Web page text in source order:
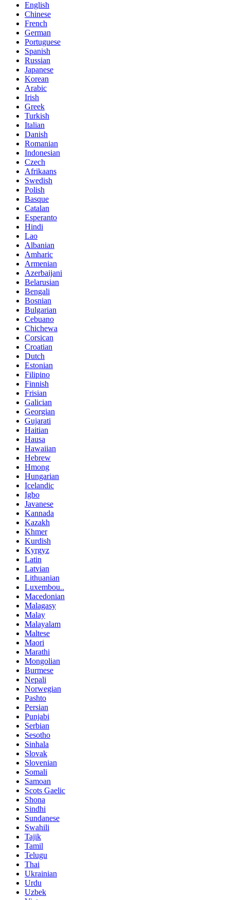
English
Chinese
French
German
Portuguese
Spanish
Russian
Japanese
Korean
Arabic
Irish
Greek
Turkish
Italian
Danish
Romanian
Indonesian
Czech
Afrikaans
Swedish
Polish
Basque
Catalan
Esperanto
Hindi
Lao
Albanian
Amharic
Armenian
Azerbaijani
Belarusian
Bengali
Bosnian
Bulgarian
Cebuano
Chichewa
Corsican
Croatian
Dutch
Estonian
Filipino
Finnish
Frisian
Galician
Georgian
Gujarati
Haitian
Hausa
Hawaiian
Hebrew
Hmong
Hungarian
Icelandic
Igbo
Javanese
Kannada
Kazakh
Khmer
Kurdish
Kyrgyz
Latin
Latvian
Lithuanian
Luxembou..
Macedonian
Malagasy
Malay
Malayalam
Maltese
Maori
Marathi
Mongolian
Burmese
Nepali
Norwegian
Pashto
Persian
Punjabi
Serbian
Sesotho
Sinhala
Slovak
Slovenian
Somali
Samoan
Scots Gaelic
Shona
Sindhi
Sundanese
Swahili
Tajik
Tamil
Telugu
Thai
Ukrainian
Urdu
Uzbek